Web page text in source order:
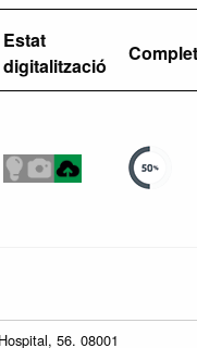
Estat
digitalització
56. 08001